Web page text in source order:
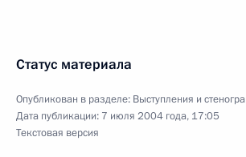
Статус материала
Опубликован в разделе: Выступления и
Дата публикации: 7 июля 2004 года, 17:05
Текстовая версия